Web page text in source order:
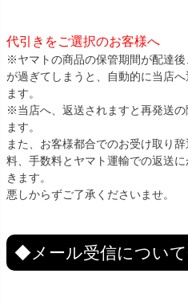
代引きをご選択のお客様へ
※ヤマトの商品の保管期間が配達
が過ぎてしまうと、自動的に当店
ます。
※当店へ、返送されますと再発送
ます。
また、お客様都合でのお受け取り
料、手数料とヤマト運輸での返送
きます。
悪しからずご了承くださいませ。
◆メール受信につい